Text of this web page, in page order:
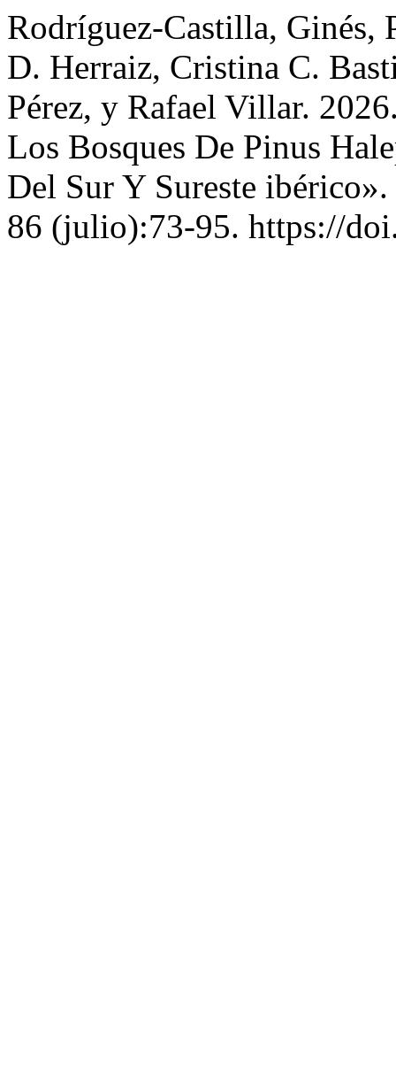
Rodríguez-Castilla, Ginés,
D. Herraiz, Cristina C.
Pérez, y Rafael Villar.
Los Bosques De Pinus
Del Sur Y Sureste ibérico».
86 (julio):73-95. https://